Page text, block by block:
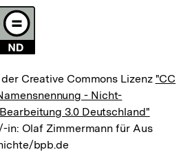
Creative Commons Lizenz "CC
- Nicht-
3.0 Deutschland"
Olaf Zimmermann für Aus
bpb.de